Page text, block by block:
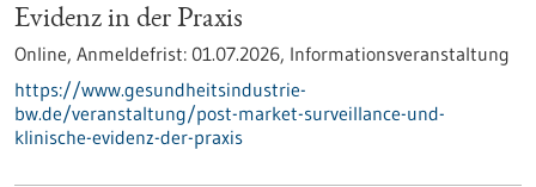
Evidenz in der Praxis
Online, Anmeldefrist: 01.07.2026, Informationsveranstaltung
https://www.gesundheitsindustrie-
bw.de/veranstaltung/post-market-surveillance-und-
klinische-evidenz-der-praxis